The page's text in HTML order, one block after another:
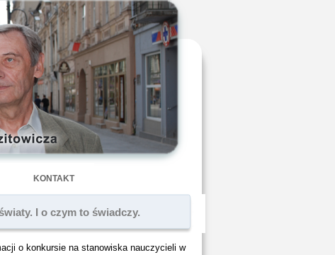
KONTAKT
I o czym to świadczy.
o konkursie na stanowiska nauczycieli w